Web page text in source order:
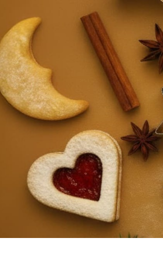
Praktické info
Kam vyrazit
CS EN
© 2026 Brána Jihlavy